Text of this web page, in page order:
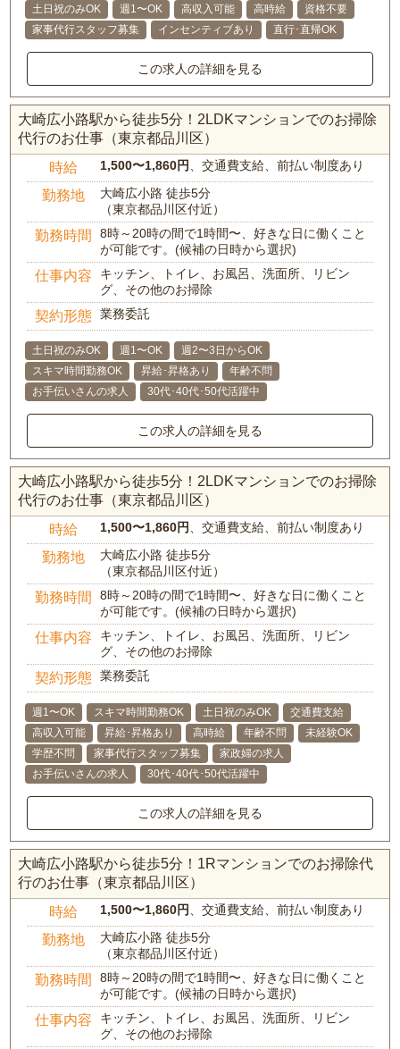
土日祝のみOK 週1〜OK 高収入可能 高時給
資格不要
家事代行スタッフ募集
インセンティブあり 直行･直帰OK
この求人の詳細を見る
大崎広小路駅から徒歩5分！2LDKマンションでのお掃除
代行のお仕事（東京都品川区）
時給 1,500〜1,860円 、交通費支給、前払い制度あり
勤務地
大崎広小路 徒歩5分
（東京都品川区付近）
勤務時間
8時～20時の間で1時間〜、好きな日に働くこと
が可能です。(候補の日時から選択)
仕事内容
キッチン、トイレ、お風呂、洗面所、リビン
グ、その他のお掃除
契約形態 業務委託
土日祝のみOK 週1〜OK
週2〜3日からOK
スキマ時間勤務OK
昇給･昇格あり
年齢不問
お手伝いさんの求人
30代･40代･50代活躍中
この求人の詳細を見る
大崎広小路駅から徒歩5分！2LDKマンションでのお掃除
代行のお仕事（東京都品川区）
時給 1,500〜1,860円 、交通費支給、前払い制度あり
勤務地
大崎広小路 徒歩5分
（東京都品川区付近）
勤務時間
8時～20時の間で1時間〜、好きな日に働くこと
が可能です。(候補の日時から選択)
仕事内容
キッチン、トイレ、お風呂、洗面所、リビン
グ、その他のお掃除
契約形態 業務委託
週1〜OK スキマ時間勤務OK 土日祝のみOK
交通費支給
高収入可能
昇給･昇格あり 高時給 年齢不問
未経験OK
学歴不問
家事代行スタッフ募集
家政婦の求人
お手伝いさんの求人
30代･40代･50代活躍中
この求人の詳細を見る
大崎広小路駅から徒歩5分！1Rマンションでのお掃除代
行のお仕事（東京都品川区）
時給 1,500〜1,860円 、交通費支給、前払い制度あり
勤務地
大崎広小路 徒歩5分
（東京都品川区付近）
勤務時間
8時～20時の間で1時間〜、好きな日に働くこと
が可能です。(候補の日時から選択)
仕事内容
キッチン、トイレ、お風呂、洗面所、リビン
グ、その他のお掃除